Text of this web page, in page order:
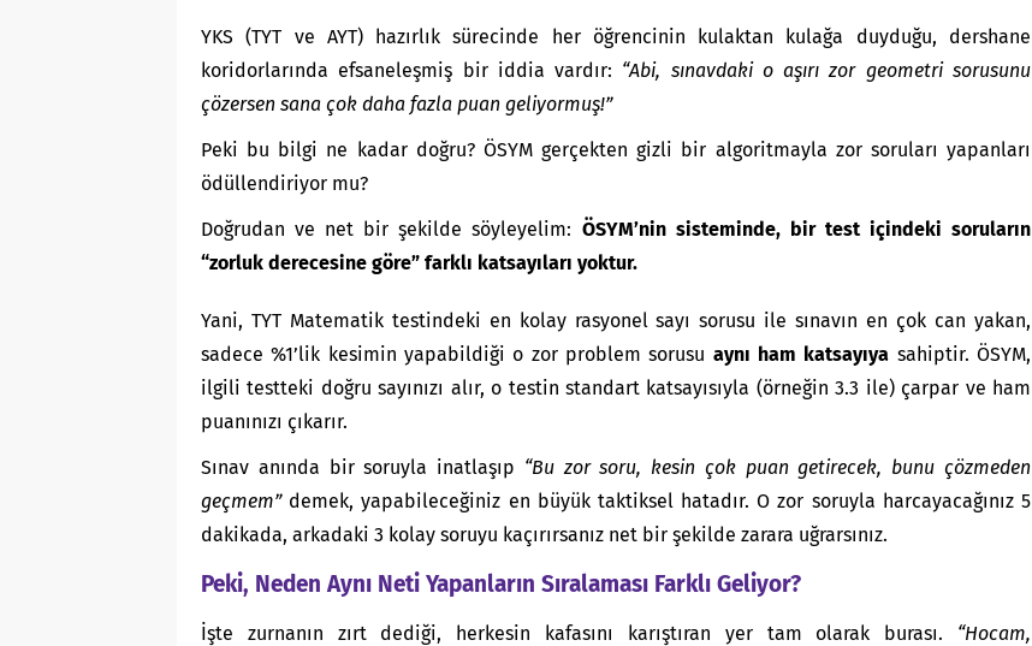
YKS (TYT ve AYT) hazırlık sürecinde her öğrencinin kulaktan kulağa duyduğu, dershane
koridorlarında efsaneleşmiş bir iddia vardır: “Abi, sınavdaki o aşırı zor geometri sorusunu
çözersen sana çok daha fazla puan geliyormuş!”
Peki bu bilgi ne kadar doğru? ÖSYM gerçekten gizli bir algoritmayla zor soruları yapanları
ödüllendiriyor mu?
Doğrudan ve net bir şekilde söyleyelim: ÖSYM’nin sisteminde, bir test içindeki soruların
“zorluk derecesine göre” farklı katsayıları yoktur.
Yani, TYT Matematik testindeki en kolay rasyonel sayı sorusu ile sınavın en çok can yakan,
sadece %1’lik kesimin yapabildiği o zor problem sorusu aynı ham katsayıya sahiptir. ÖSYM,
ilgili testteki doğru sayınızı alır, o testin standart katsayısıyla (örneğin 3.3 ile) çarpar ve ham
puanınızı çıkarır.
Sınav anında bir soruyla inatlaşıp “Bu zor soru, kesin çok puan getirecek, bunu çözmeden
geçmem”demek, yapabileceğiniz en büyük taktiksel hatadır. O zor soruyla harcayacağınız 5
dakikada, arkadaki 3 kolay soruyu kaçırırsanız net bir şekilde zarara uğrarsınız.
Peki, Neden Aynı Neti Yapanların Sıralaması Farklı Geliyor?
İşte zurnanın zırt dediği, herkesin kafasını karıştıran yer tam olarak burası. “Hocam,